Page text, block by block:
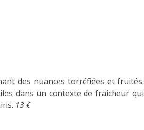
des nuances torréfiées et fruités.
dans un contexte de fraîcheur qui
13 €